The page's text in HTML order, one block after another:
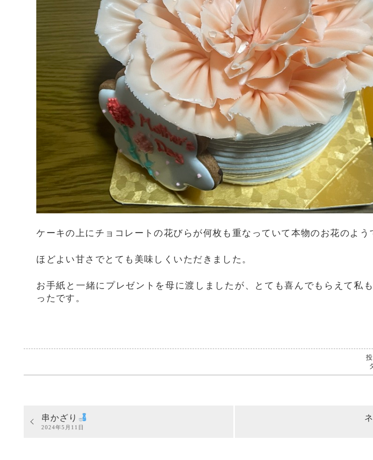
ケーキの上にチョコレートの花びらが何枚も重なっていて本物のお花のよう
ほどよい甘さでとても美味しくいただきました。
お手紙と一緒にプレゼントを母に渡しましたが、とても喜んでもらえて私
ったです。
串かざり
2024年5月11日